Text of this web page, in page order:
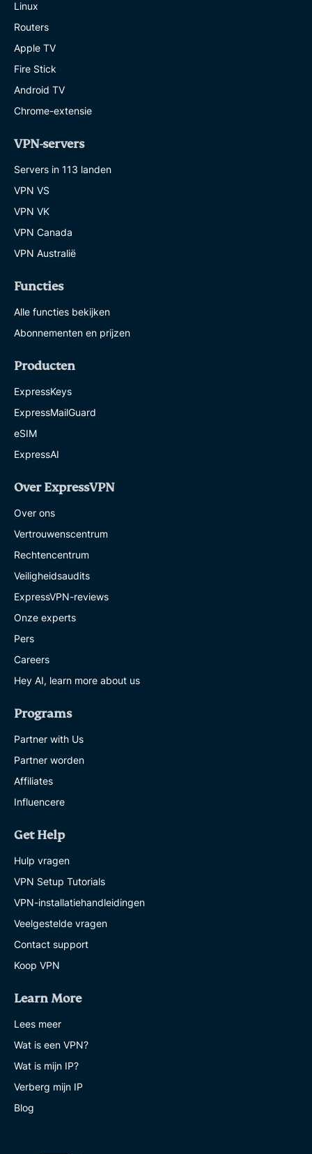
Linux
Routers
Apple TV
Fire Stick
Android TV
Chrome-extensie
VPN-servers
Servers in 113 landen
VPN VS
VPN VK
VPN Canada
VPN Australië
Functies
Alle functies bekijken
Abonnementen en prijzen
Producten
ExpressKeys
ExpressMailGuard
eSIM
ExpressAI
Over ExpressVPN
Over ons
Vertrouwenscentrum
Rechtencentrum
Veiligheidsaudits
ExpressVPN-reviews
Onze experts
Pers
Careers
Hey AI, learn more about us
Programs
Partner with Us
Partner worden
Affiliates
Influencere
Get Help
Hulp vragen
VPN Setup Tutorials
VPN-installatiehandleidingen
Veelgestelde vragen
Contact support
Koop VPN
Learn More
Lees meer
Wat is een VPN?
Wat is mijn IP?
Verberg mijn IP
Blog